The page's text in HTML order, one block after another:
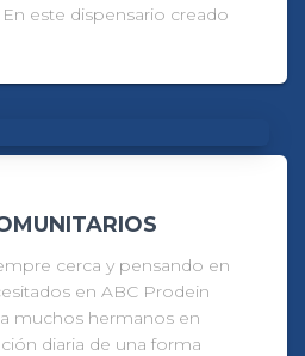
este dispensario creado
cerca y pensando en
en ABC Prodein
muchos hermanos en
diaria de una forma